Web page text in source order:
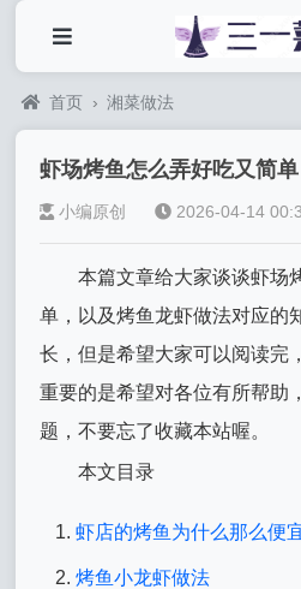
首页 › 湘菜做法
虾场烤鱼怎么弄好吃又简
小编原创 2026-04-14
本篇文章给大家谈谈虾场
单，以及烤鱼龙虾做法对应的
长，但是希望大家可以阅读完
重要的是希望对各位有所帮助
题，不要忘了收藏本站喔。
本文目录
虾店的烤鱼为什么那么便
烤鱼小龙虾做法